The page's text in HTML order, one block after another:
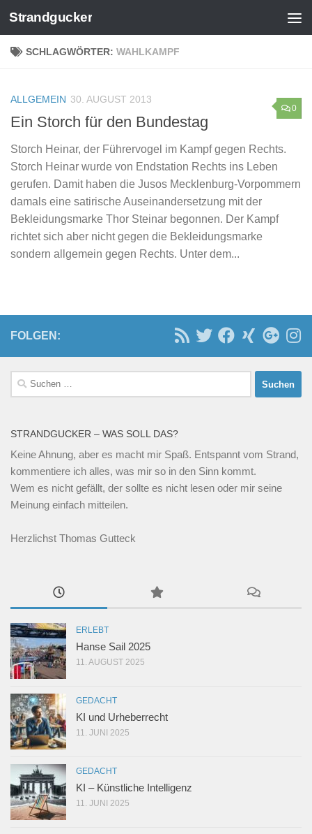
Zum Inhalt springen
Strandgucker
SCHLAGWÖRTER: WAHLKAMPF
0
ALLGEMEIN 30. AUGUST 2013
Ein Storch für den Bundestag
Storch Heinar, der Führervogel im Kampf gegen Rechts.
Storch Heinar wurde von Endstation Rechts ins Leben
gerufen. Damit haben die Jusos Mecklenburg-Vorpommern
damals eine satirische Auseinandersetzung mit der
Bekleidungsmarke Thor Steinar begonnen. Der Kampf
richtet sich aber nicht gegen die Bekleidungsmarke
sondern allgemein gegen Rechts. Unter dem...
FOLGEN:
Suchen
nach:
STRANDGUCKER – WAS SOLL DAS?
Keine Ahnung, aber es macht mir Spaß. Entspannt vom Strand,
kommentiere ich alles, was mir so in den Sinn kommt.
Wem es nicht gefällt, der sollte es nicht lesen oder mir seine
Meinung einfach mitteilen.
Herzlichst Thomas Gutteck
ERLEBT
Hanse Sail 2025
11. AUGUST 2025
GEDACHT
KI und Urheberrecht
11. JUNI 2025
GEDACHT
KI – Künstliche Intelligenz
11. JUNI 2025